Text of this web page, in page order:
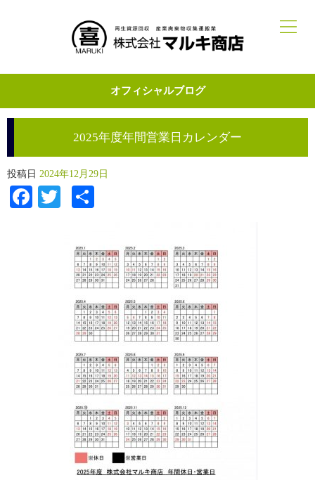
オフィシャルブログ
2025年度年間営業日カレンダー
投稿日 2024年12月29日
Facebook
Twitter